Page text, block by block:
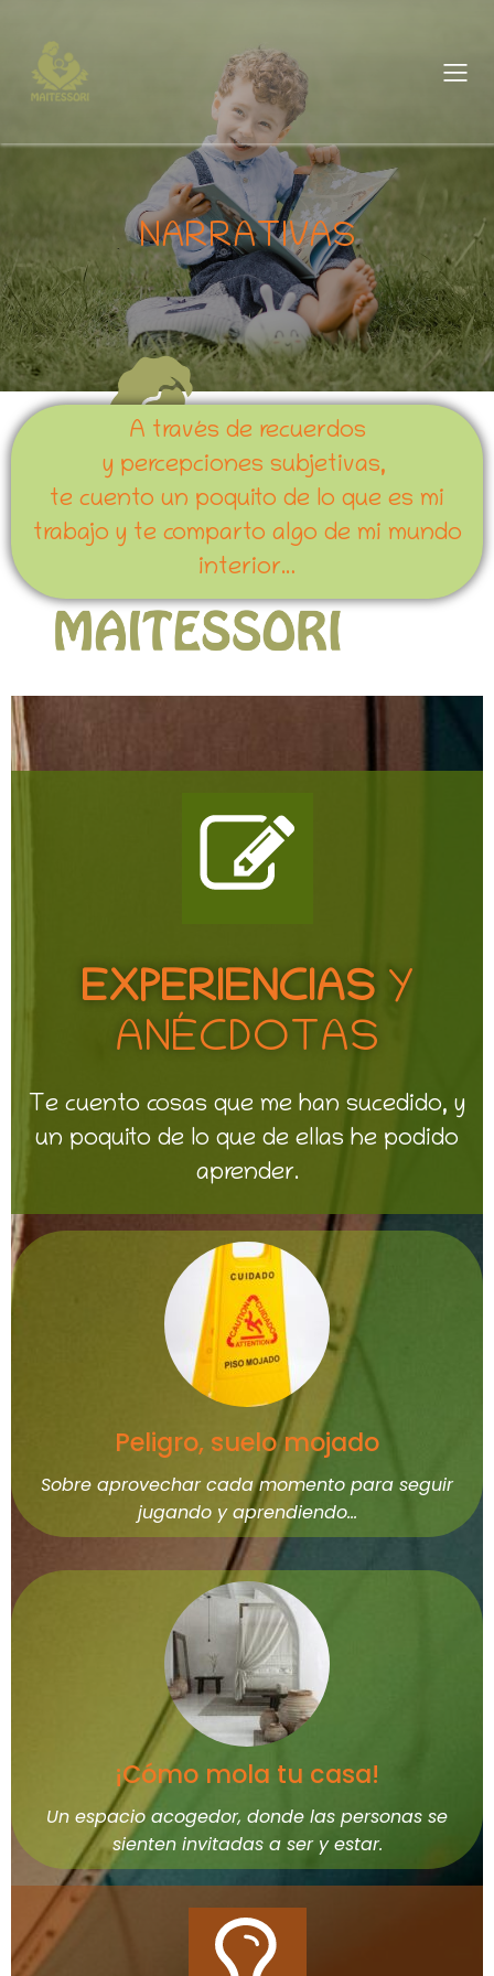
NARRATIVAS
A través de recuerdos
y percepciones subjetivas,
te cuento un poquito de lo que es mi
trabajo y te comparto algo de mi mundo
interior…
EXPERIENCIASY
ANÉCDOTAS
Te cuento cosas que me han sucedido, y
un poquito de lo que de ellas he podido
aprender.
Peligro, suelo mojado
Sobre aprovechar cada momento para seguir
jugando y aprendiendo…
¡Cómo mola tu casa!
Un espacio acogedor, donde las personas se
sienten invitadas a ser y estar.